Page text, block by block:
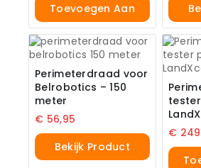
Toevoegen Aan
Winkelwagen
Perimeterdraad voor
Belrobotics – 150
meter
€ 56,95
Bekijk Product
€